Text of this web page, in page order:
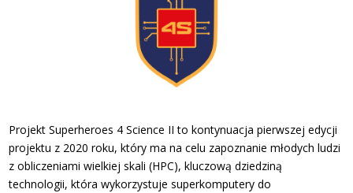
Projekt Superheroes 4 Science II to kontynuacja pierwszej edycji
projektu z 2020 roku, który ma na celu zapoznanie młodych ludzi
z obliczeniami wielkiej skali (HPC), kluczową dziedziną
technologii, która wykorzystuje superkomputery do